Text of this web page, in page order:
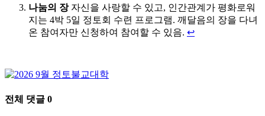
나눔의 장자신을 사랑할 수 있고, 인간관계가 평화로워
지는 4박 5일 정토회 수련 프로그램. 깨달음의 장을 다녀
온 참여자만 신청하여 참여할 수 있음. ↩
전체 댓글 0